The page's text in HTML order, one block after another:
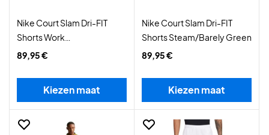
Nike Court Slam Dri-FIT
Shorts Work
Blue/Hydrogen Blue
89,95 €
Kiezen maat
Nike Court Slam Dri-FIT
Shorts Steam/Barely Green
89,95 €
Kiezen maat